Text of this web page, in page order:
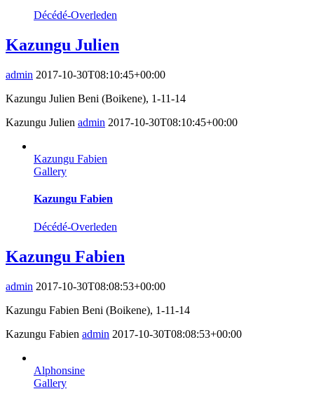
Décédé-Overleden
Kazungu Julien
admin 2017-10-30T08:10:45+00:00
Kazungu Julien Beni (Boikene), 1-11-14
Kazungu Julien admin 2017-10-30T08:10:45+00:00
Kazungu Fabien
Gallery
Kazungu Fabien
Décédé-Overleden
Kazungu Fabien
admin 2017-10-30T08:08:53+00:00
Kazungu Fabien Beni (Boikene), 1-11-14
Kazungu Fabien admin 2017-10-30T08:08:53+00:00
Alphonsine
Gallery